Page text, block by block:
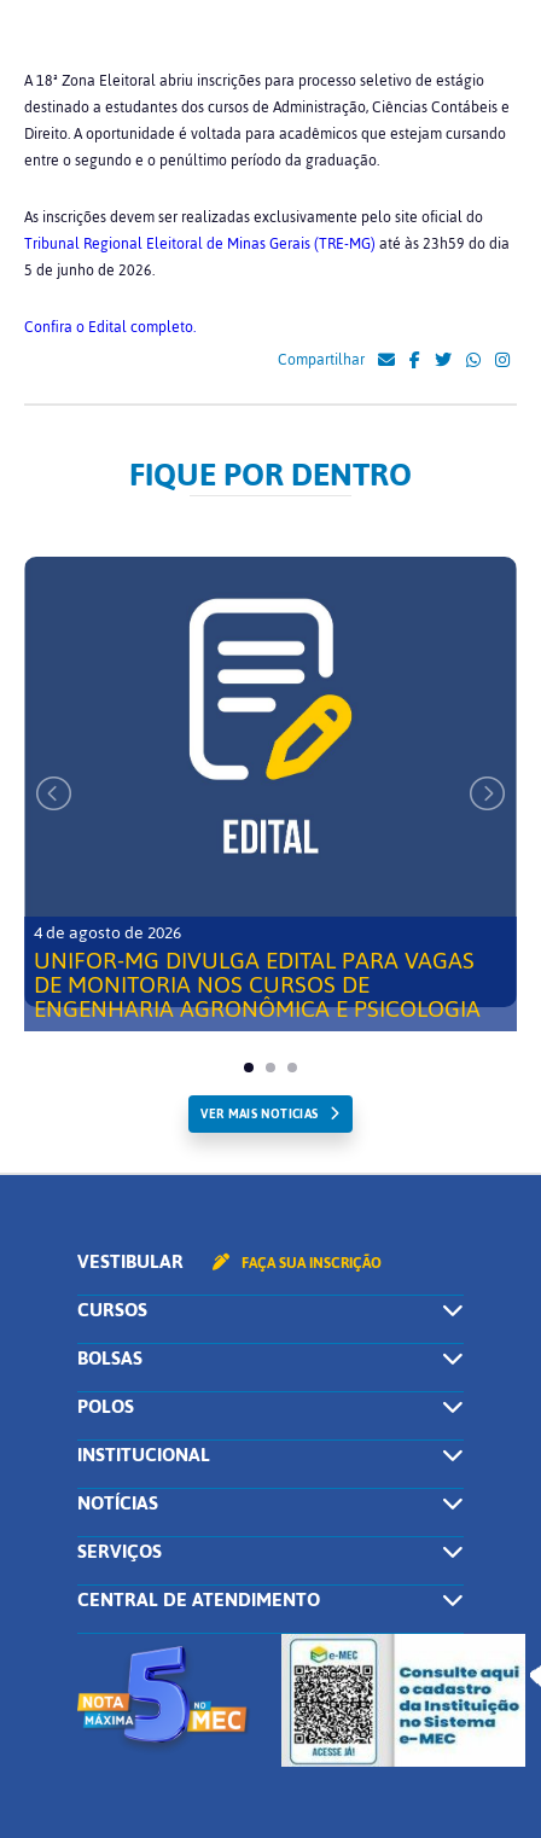
A 18ª Zona Eleitoral abriu inscrições para processo seletivo de estágio
destinado a estudantes dos cursos de Administração, Ciências Contábeis e
Direito. A oportunidade é voltada para acadêmicos que estejam cursando
entre o segundo e o penúltimo período da graduação.
As inscrições devem ser realizadas exclusivamente pelo site oficial do
Tribunal Regional Eleitoral de Minas Gerais (TRE-MG)até às 23h59 do dia
5 de junho de 2026.
Confira o Edital completo.
Compartilhar
FIQUE POR DENTRO
4 de agosto de 2026
UNIFOR-MG DIVULGA EDITAL PARA VAGAS
DE MONITORIA NOS CURSOS DE
ENGENHARIA AGRONÔMICA E PSICOLOGIA
VER MAIS NOTICIAS
VESTIBULAR FAÇA SUA INSCRIÇÃO
CURSOS
BOLSAS
POLOS
INSTITUCIONAL
NOTÍCIAS
SERVIÇOS
CENTRAL DE ATENDIMENTO